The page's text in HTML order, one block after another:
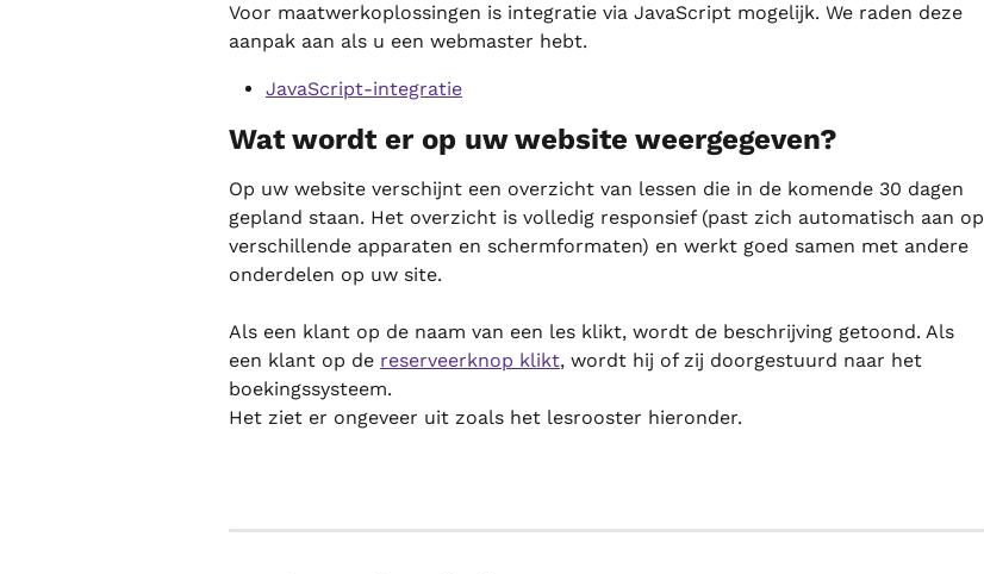
Voor maatwerkoplossingen is integratie via JavaScript mogelijk. We raden deze
aanpak aan als u een webmaster hebt.
JavaScript-integratie
Wat wordt er op uw website weergegeven?
Op uw website verschijnt een overzicht van lessen die in de komende 30 dagen
gepland staan. Het overzicht is volledig responsief (past zich automatisch aan op
verschillende apparaten en schermformaten) en werkt goed samen met andere
onderdelen op uw site.
Als een klant op de naam van een les klikt, wordt de beschrijving getoond. Als
een klant op de reserveerknop klikt, wordt hij of zij doorgestuurd naar het
boekingssysteem.
Het ziet er ongeveer uit zoals het lesrooster hieronder.